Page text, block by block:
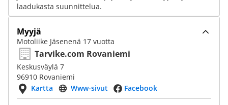
laadukasta suunnittelua.
Myyjä
Motoliike Jäsenenä 17 vuotta
Tarvike.com Rovaniemi
Keskusväylä 7
96910 Rovaniemi
Kartta
Www-sivut Facebook